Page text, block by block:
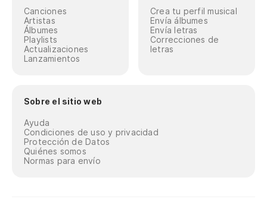
Canciones
Artistas
Álbumes
Playlists
Actualizaciones
Lanzamientos
Crea tu perfil musical
Envía álbumes
Envía letras
Correcciones de
letras
Sobre el sitio web
Ayuda
Condiciones de uso y privacidad
Protección de Datos
Quiénes somos
Normas para envío